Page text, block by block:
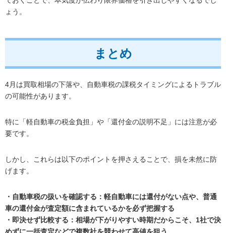
ょう。
まとめ
4月は買取相場の下落や、自動車税の課税タイミングによるトラブル
の可能性があります。
特に「軽自動車の税金負担」や「還付金の説明不足」には注意が必
要です。
しかし、これらは以下のポイントを押さえることで、損を未然に防
げます。
・自動車税の扱いを確認する：軽自動車には還付がない点や、普通
車の還付金が査定額に含まれているかを必ず把握する
・即決せず比較する：相場が下がりやすい時期だからこそ、1社で決
めずに一括査定などで複数社を競わせて高値を狙う